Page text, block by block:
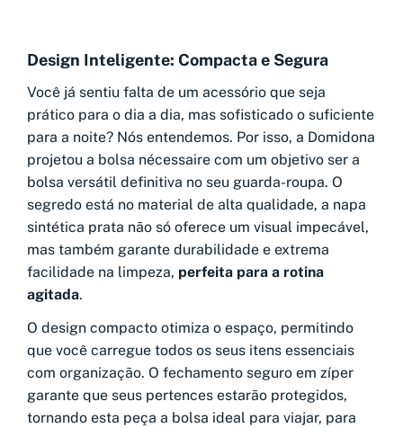
Design Inteligente: Compacta e Segura
Você já sentiu falta de um acessório que seja
prático para o dia a dia, mas sofisticado o suficiente
para a noite? Nós entendemos. Por isso, a Domidona
projetou a bolsa nécessaire com um objetivo ser a
bolsa versátil definitiva no seu guarda-roupa. O
segredo está no material de alta qualidade, a napa
sintética prata não só oferece um visual impecável,
mas também garante durabilidade e extrema
facilidade na limpeza, perfeita para a rotina
agitada.
O design compacto otimiza o espaço, permitindo
que você carregue todos os seus itens essenciais
com organização. O fechamento seguro em zíper
garante que seus pertences estarão protegidos,
tornando esta peça a bolsa ideal para viajar, para